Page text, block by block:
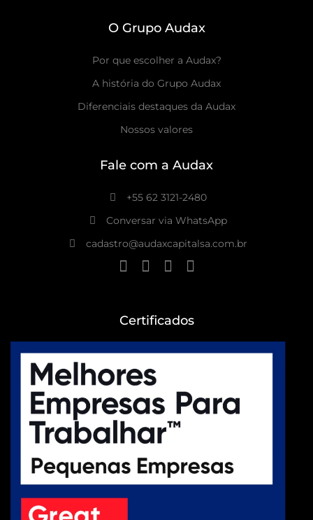
O Grupo Audax
Por que escolher a Audax?
A história do Grupo Audax
Diferenciais destaques da Audax
Nossos valores
Fale com a Audax
+55 62 3121-2480
Conversar via WhatsApp
cadastro@audaxcapitalsa.com.br
Certificados